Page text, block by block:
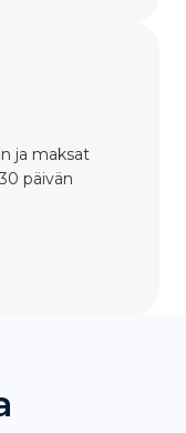
ja maksat
päivän